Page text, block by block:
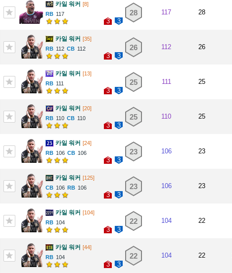
카일 워커 [8]
117
3 3
28 117 28
카일 워커 [35]
112
112
3 3
26 112 26
카일 워커 [13]
111
3 3
25 111 25
카일 워커 [20]
110
110
3 3
25 110 25
카일 워커 [24]
106
106
3 3
23 106 23
카일 워커 [125]
106
106
3 3
23 106 23
카일 워커 [104]
104
3 3
22 104 22
카일 워커 [44]
104
3 3
22 104 22